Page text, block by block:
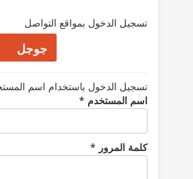
تسجيل الدخول بمواقع التواصل
جوجل
تسجيل الدخول باستخدام اسم
اسم المستخدم *
كلمة المرور *